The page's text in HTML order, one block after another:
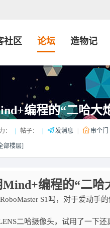
社区 论坛 造物记
编程的“二哈大
： 帖子： 发消息 串个门
部楼层]
Mind+编程的“二哈
S1吗，对于爱动手
二哈摄像头，试用了一下还